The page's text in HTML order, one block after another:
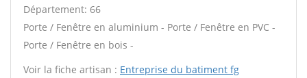
Département: 66
Porte / Fenêtre en aluminium - Porte / Fenêtre en PVC -
Porte / Fenêtre en bois -
Voir la fiche artisan : Entreprise du batiment fg